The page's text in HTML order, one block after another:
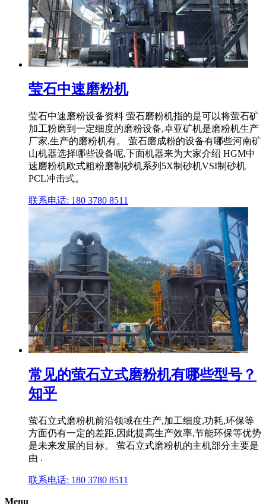
莹石中速磨粉机
莹石中速磨粉设备资料 萤石磨粉机指的是可以将萤石矿
加工粉磨到一定细度的磨粉设备,卓亚矿机是磨粉机生产
厂家,生产的磨粉机有。 萤石磨成粉的设备有哪些河南矿
山机器选择哪些设备呢,下面机器来为大家介绍 HGM中
速磨粉机欧式粗粉磨制砂机系列5X制砂机VSI制砂机
PCL冲击式。
联系电话: 180 3780 8511
常见的萤石立式磨粉机有哪些型号？
知乎
萤石立式磨粉机前沿领域在生产,加工细度,功耗,环保等
方面仍有一定的差距,因此提高生产效率,节能环保等优势
是未来发展的目标。 萤石立式磨粉机的主机部分主要是
由 .
联系电话: 180 3780 8511
Menu